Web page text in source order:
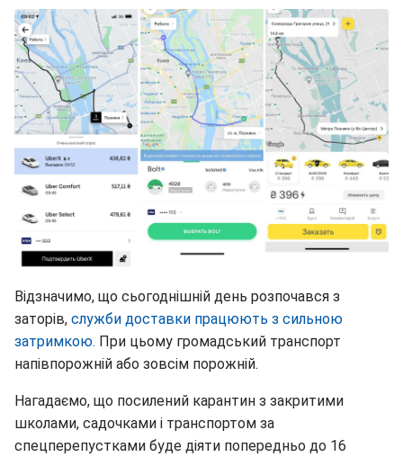
Відзначимо, що сьогоднішній день розпочався з
заторів, служби доставки працюють з сильною
затримкою. При цьому громадський транспорт
напівпорожній або зовсім порожній.
Нагадаємо, що посилений карантин з закритими
школами, садочками і транспортом за
спецперепустками буде діяти попередньо до 16